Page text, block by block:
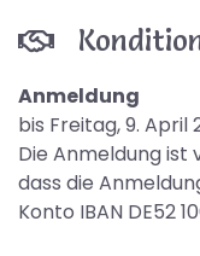
Anmeldung
bis Freitag, 9. April
Die Anmeldung ist
dass die
Konto IBAN DE52